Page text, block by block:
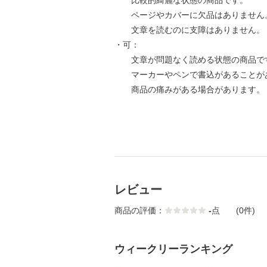
ページやカバーに欠品はありません
文章を読むのに支障はありません。
・可：
文章が問題なく読める状態の商品で
マーカーやペンで書込があることが
商品の痛みがある場合があります。
レビュー
商品の評価： -点 (0件)
ウィークリーランキング